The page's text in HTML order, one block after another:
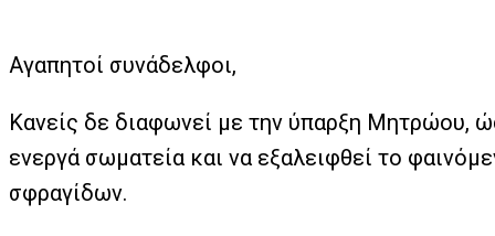
Αγαπητοί συνάδελφοι,
Κανείς δε διαφωνεί με την ύπαρξη Μητρώου,
ενεργά σωματεία και να εξαλειφθεί το
σφραγίδων.